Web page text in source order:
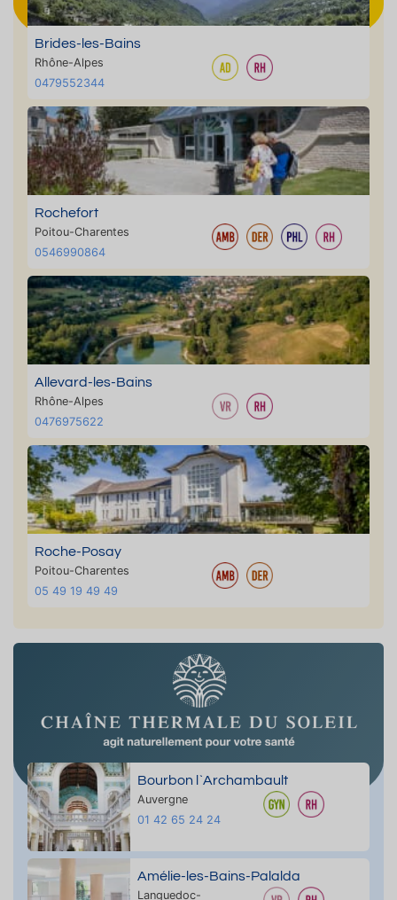
Brides-les-Bains
Rhône-Alpes
0479552344
Rochefort
Poitou-Charentes
0546990864
Allevard-les-Bains
Rhône-Alpes
0476975622
Roche-Posay
Poitou-Charentes
05 49 19 49 49
Bourbon l`Archambault
Auvergne
01 42 65 24 24
Amélie-les-Bains-Palalda
Languedoc-